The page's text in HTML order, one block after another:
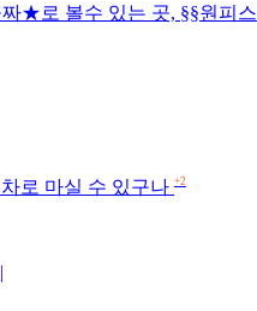
★로 볼수 있는 곳, §§원피스
로 마실 수 있구나 +2